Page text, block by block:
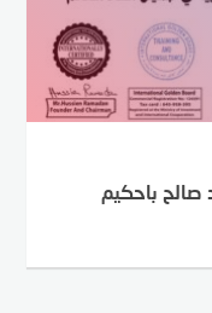
صالح باحكيم